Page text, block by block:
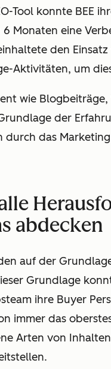
Tool konnte BEE
Monaten eine
den Einsatz
Aktivitäten, um
wie Blogbeiträge,
der
das
abdecken
auf der
Grundlage
ihre Buyer
immer das
Arten von